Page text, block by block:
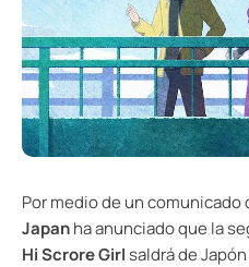
Por medio de un comunicado
Japanha anunciado que la
Hi Scrore Girlsaldrá de